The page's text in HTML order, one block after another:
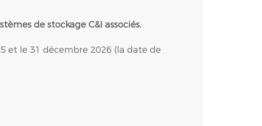
de stockage C&I associés.
et le 31 décembre 2026 (la date de